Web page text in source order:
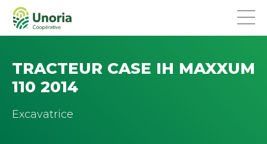
TRACTEUR CASE IH MAXXUM
110 2014
Excavatrice